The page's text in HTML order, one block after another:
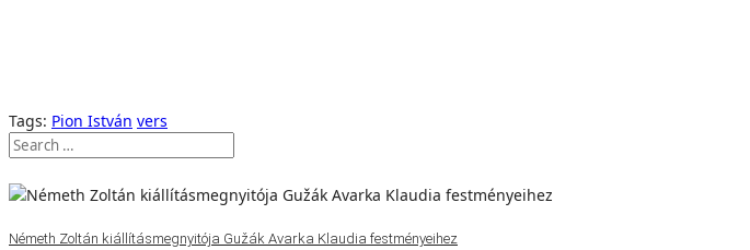
Tags: Pion István vers
Németh Zoltán kiállításmegnyitója Gužák Avarka Klaudia festményeihez